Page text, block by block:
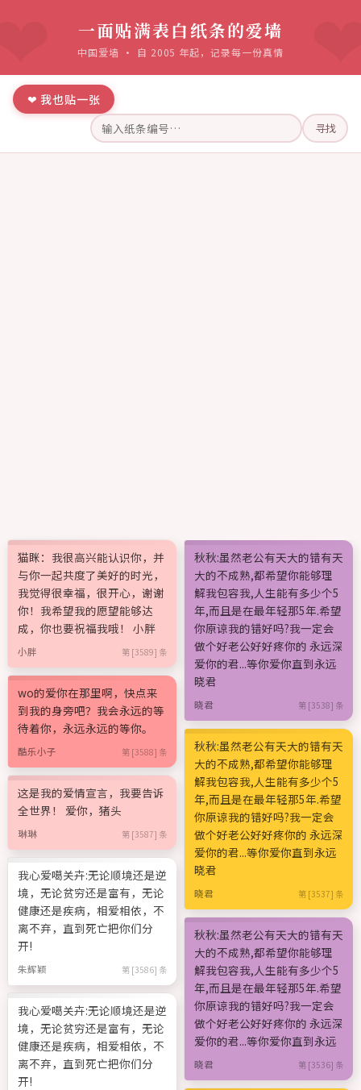
一面贴满表白纸条的爱墙
中国爱墙 · 自 2005 年起，记录每一份真情
❤ 我也贴一张
寻找
猫眯：我很高兴能认识你，并
与你一起共度了美好的时光，
我觉得很幸福，很开心，谢谢
你！我希望我的愿望能够达
成，你也要祝福我哦！ 小胖
小胖 第 [3589] 条
wo的爱你在那里啊，快点来
到我的身旁吧？我会永远的等
待着你，永远永远的等你。
酷乐小子 第 [3588] 条
这是我的爱情宣言，我要告诉
全世界！ 爱你，猪头
琳琳 第 [3587] 条
我心爱噶关卉:无论顺境还是逆
境，无论贫穷还是富有，无论
健康还是疾病，相爱相依，不
离不弃，直到死亡把你们分
开!
朱辉颖 第 [3586] 条
我心爱噶关卉:无论顺境还是逆
境，无论贫穷还是富有，无论
健康还是疾病，相爱相依，不
离不弃，直到死亡把你们分
开!
秋秋:虽然老公有天大的错有天
大的不成熟,都希望你能够理
解我包容我,人生能有多少个5
年,而且是在最年轻那5年.希望
你原谅我的错好吗?我一定会
做个好老公好好疼你的 永远深
爱你的君...等你爱你直到永远
晓君
晓君 第 [3538] 条
秋秋:虽然老公有天大的错有天
大的不成熟,都希望你能够理
解我包容我,人生能有多少个5
年,而且是在最年轻那5年.希望
你原谅我的错好吗?我一定会
做个好老公好好疼你的 永远深
爱你的君...等你爱你直到永远
晓君
晓君 第 [3537] 条
秋秋:虽然老公有天大的错有天
大的不成熟,都希望你能够理
解我包容我,人生能有多少个5
年,而且是在最年轻那5年.希望
你原谅我的错好吗?我一定会
做个好老公好好疼你的 永远深
爱你的君...等你爱你直到永远
晓君 第 [3536] 条